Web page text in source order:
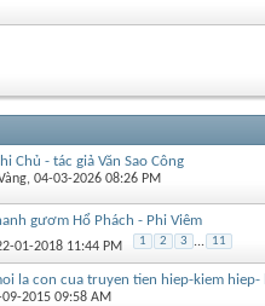
Chủ - tác giả Văn Sao Công
‎, 04-03-2026 08:26 PM
gươm Hổ Phách - Phi Viêm
01-2018 11:44 PM 1 2 3 ... 11
la con cua truyen tien hiep-kiem hiep-
09-2015 09:58 AM